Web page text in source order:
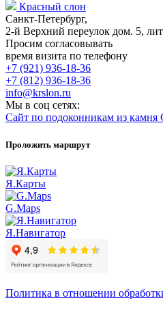
Красный слон
Санкт-Петербург,
2-й Верхний переулок дом. 5,
Просим согласовывать
время визита по телефону
+7 (921) 936-18-36
+7 (812) 936-18-36
info@krslon.ru
Мы в соц сетях:
Сайт по подоконникам из камня
Проложить маршрут
Я.Карты
G.Maps
Я.Навигатор
Политика в отношении